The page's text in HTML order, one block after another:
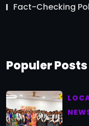
Fact-Checking
Populer Posts